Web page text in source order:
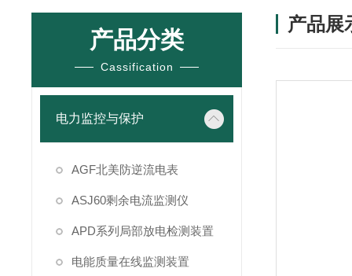
产品分类
Cassification
电力监控与保护
AGF北美防逆流电表
ASJ60剩余电流监测仪
APD系列局部放电检测装置
电能质量在线监测装置
产品展